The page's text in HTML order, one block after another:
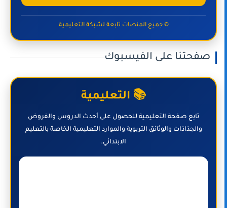
© جميع المنصات تابعة لشبكة التعليمية
صفحتنا على الفيسبوك
📚 التعليمية
تابع صفحة التعليمية للحصول على أحدث الدروس والفروض
والجذاذات والوثائق التربوية والموارد التعليمية الخاصة بالتعليم
الابتدائي.